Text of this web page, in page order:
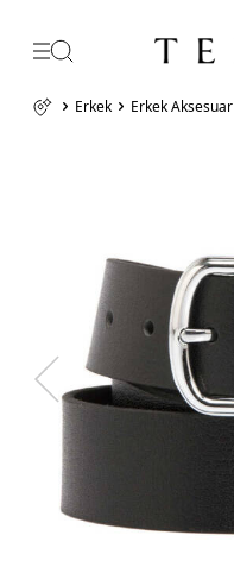
Erkek Erkek Aksesuar